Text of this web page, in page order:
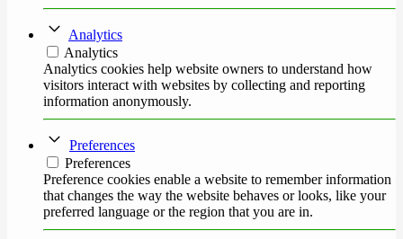
Analytics
Analytics
Analytics cookies help website owners to understand how
visitors interact with websites by collecting and reporting
information anonymously.
Preferences
Preferences
Preference cookies enable a website to remember information
that changes the way the website behaves or looks, like your
preferred language or the region that you are in.